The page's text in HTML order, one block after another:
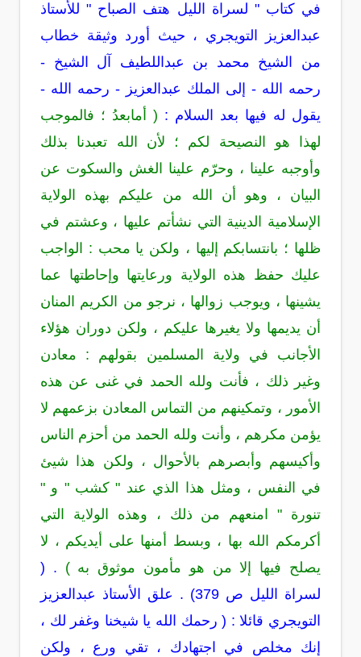
في كتاب " لسراة الليل هتف الصباح " للأستاذ
عبدالعزيز التويجري ، حيث أورد وثيقة خطاب
من الشيخ محمد بن عبداللطيف آل الشيخ -
رحمه الله - إلى الملك عبدالعزيز - رحمه الله -
يقول له فيها بعد السلام : ( أمابعدُ ؛ فالموجب
لهذا هو النصيحة لكم ؛ لأن الله تعبدنا بذلك
وأوجبه علينا ، وحرّم علينا الغش والسكوت عن
البيان ، وهو أن الله من عليكم بهذه الولاية
الإسلامية الدينية التي نشأتم عليها ، وعشتم في
ظلها ؛ بانتسابكم إليها ، ولكن يا محب : الواجب
عليك حفظ هذه الولاية ورعايتها وإحاطتها عما
يشينها ، ويوجب زوالها ، نرجو من الكريم المنان
أن يديمها ولا يغيرها عليكم ، ولكن دوران هؤلاء
الأجانب في ولاية المسلمين بقولهم : معادن
وغير ذلك ، فأنت ولله الحمد في غنى عن هذه
الأمور ، وتمكينهم من التماس المعادن بزعمهم لا
يؤمن مكرهم ، وأنت ولله الحمد من أحزم الناس
وأكيسهم وأبصرهم بالأحوال ، ولكن هذا شيئ
في النفس ، ومثل هذا الذي عند " كشب " و "
تنورة " امنعهم من ذلك ، وهذه الولاية التي
أكرمكم الله بها ، وبسط أمنها على أيديكم ، لا
يصلح فيها إلا من هو مأمون موثوق به)
. (
لسراة الليل ص 379) . علق الأستاذ عبدالعزيز
التويجري قائلا : ( رحمك الله يا شيخنا وغفر لك ،
إنك مخلص في اجتهادك ، تقي ورع ، ولكن